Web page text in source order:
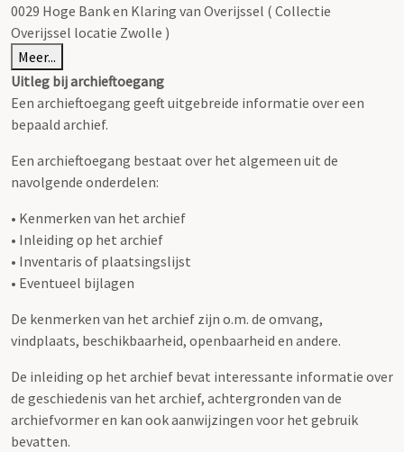
0029 Hoge Bank en Klaring van Overijssel ( Collectie
Overijssel locatie Zwolle )
Meer...
Uitleg bij archieftoegang
Een archieftoegang geeft uitgebreide informatie over een
bepaald archief.
Een archieftoegang bestaat over het algemeen uit de
navolgende onderdelen:
• Kenmerken van het archief
• Inleiding op het archief
• Inventaris of plaatsingslijst
• Eventueel bijlagen
De kenmerken van het archief zijn o.m. de omvang,
vindplaats, beschikbaarheid, openbaarheid en andere.
De inleiding op het archief bevat interessante informatie over
de geschiedenis van het archief, achtergronden van de
archiefvormer en kan ook aanwijzingen voor het gebruik
bevatten.